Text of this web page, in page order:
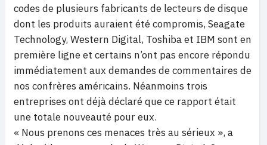
codes de plusieurs fabricants de lecteurs de disque
dont les produits auraient été compromis, Seagate
Technology, Western Digital, Toshiba et IBM sont en
première ligne et certains n’ont pas encore répondu
immédiatement aux demandes de commentaires de
nos confrères américains. Néanmoins trois
entreprises ont déjà déclaré que ce rapport était
une totale nouveauté pour eux.
« Nous prenons ces menaces très au sérieux », a